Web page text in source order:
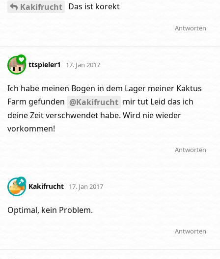
Kakifrucht Das ist korekt
Antworten
ttspieler1 17. Jan 2017
Ich habe meinen Bogen in dem Lager meiner Kaktus
Farm gefunden @Kakifrucht mir tut Leid das ich
deine Zeit verschwendet habe. Wird nie wieder
vorkommen!
Antworten
Kakifrucht 17. Jan 2017
Optimal, kein Problem.
Antworten